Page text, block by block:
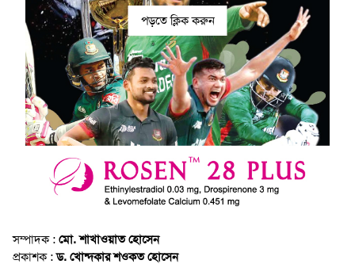
পড়তে ক্লিক করুন
সম্পাদক : মো. শাখাওয়াত হোসেন
প্রকাশক :ড. খোন্দকার শওকত হোসেন